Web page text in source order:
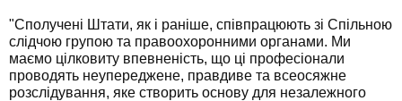
"Сполучені Штати, як і раніше, співпрацюють зі Спільною
слідчою групою та правоохоронними органами. Ми
маємо цілковиту впевненість, що ці професіонали
проводять неупереджене, правдиве та всеосяжне
розслідування, яке створить основу для незалежного